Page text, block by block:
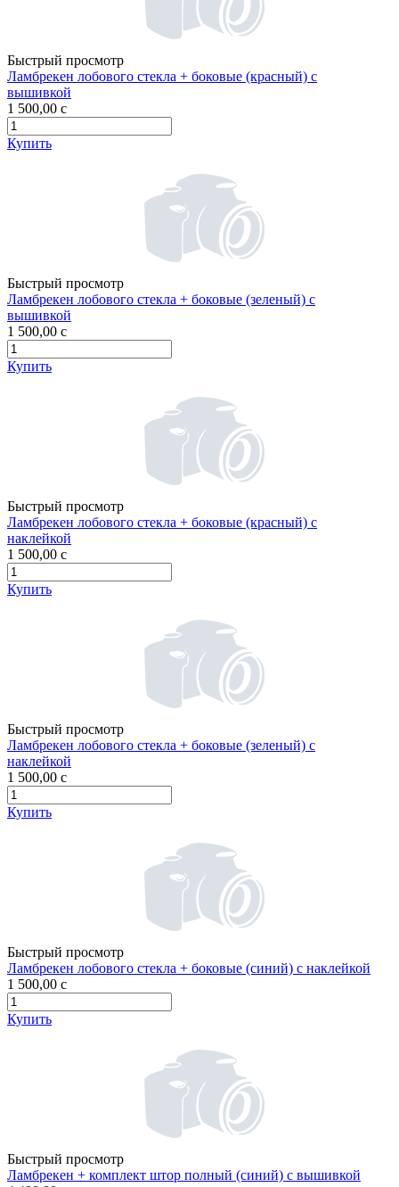
Быстрый просмотр
Ламбрекен лобового стекла + боковые (красный) с
вышивкой
1 500,00 c
Купить
Быстрый просмотр
Ламбрекен лобового стекла + боковые (зеленый) с
вышивкой
1 500,00 c
Купить
Быстрый просмотр
Ламбрекен лобового стекла + боковые (красный) с
наклейкой
1 500,00 c
Купить
Быстрый просмотр
Ламбрекен лобового стекла + боковые (зеленый) с
наклейкой
1 500,00 c
Купить
Быстрый просмотр
Ламбрекен лобового стекла + боковые (синий) с наклейкой
1 500,00 c
Купить
Быстрый просмотр
Ламбрекен + комплект штор полный (синий) с вышивкой